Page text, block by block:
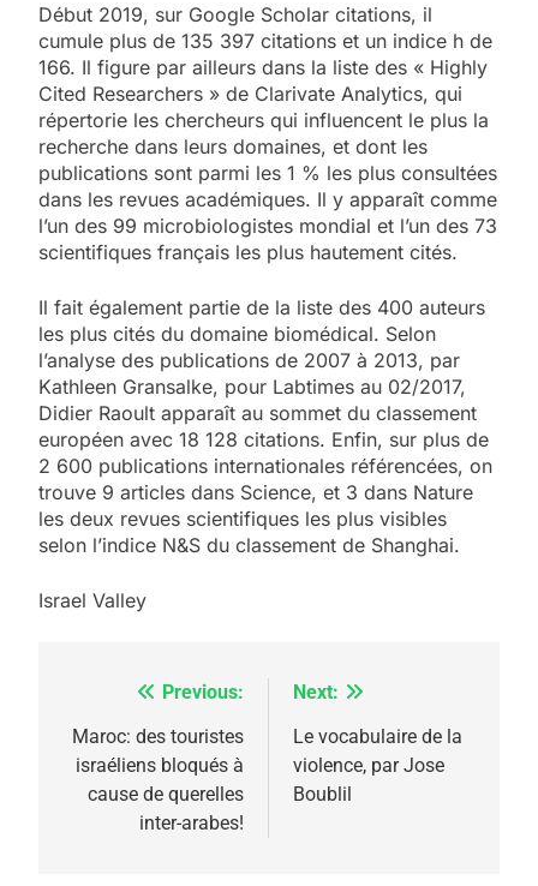
Début 2019, sur Google Scholar citations, il
cumule plus de 135 397 citations et un indice h de
166. Il figure par ailleurs dans la liste des « Highly
Cited Researchers » de Clarivate Analytics, qui
répertorie les chercheurs qui influencent le plus la
recherche dans leurs domaines, et dont les
publications sont parmi les 1 % les plus consultées
dans les revues académiques. Il y apparaît comme
l’un des 99 microbiologistes mondial et l’un des 73
scientifiques français les plus hautement cités.
Il fait également partie de la liste des 400 auteurs
les plus cités du domaine biomédical. Selon
l’analyse des publications de 2007 à 2013, par
Kathleen Gransalke, pour Labtimes au 02/2017,
Didier Raoult apparaît au sommet du classement
européen avec 18 128 citations. Enfin, sur plus de
2 600 publications internationales référencées, on
trouve 9 articles dans Science, et 3 dans Nature
les deux revues scientifiques les plus visibles
selon l’indice N&S du classement de Shanghai.
Israel Valley
Navigation
de
l’article
Previous:
Maroc: des touristes
israéliens bloqués à
cause de querelles
inter-arabes!
Next:
Le vocabulaire de la
violence, par Jose
Boublil
2025, l’année la plus